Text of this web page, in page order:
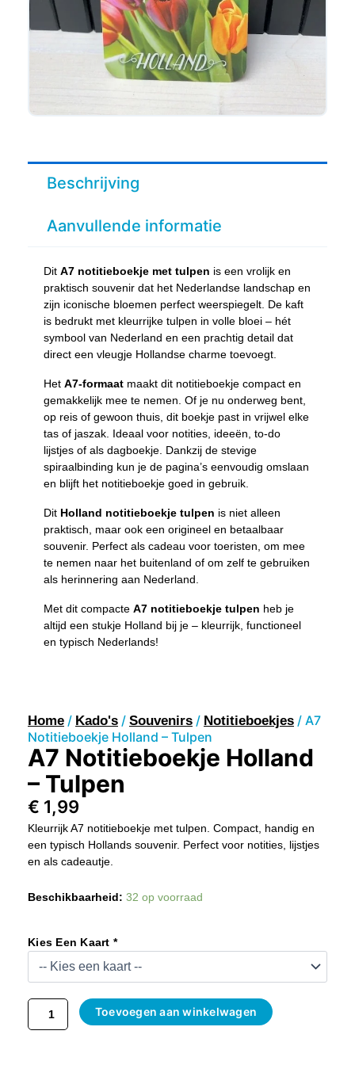
Beschrijving
Aanvullende informatie
Dit A7 notitieboekje met tulpen is een vrolijk en
praktisch souvenir dat het Nederlandse landschap en
zijn iconische bloemen perfect weerspiegelt. De kaft
is bedrukt met kleurrijke tulpen in volle bloei – hét
symbool van Nederland en een prachtig detail dat
direct een vleugje Hollandse charme toevoegt.
Het A7-formaat maakt dit notitieboekje compact en
gemakkelijk mee te nemen. Of je nu onderweg bent,
op reis of gewoon thuis, dit boekje past in vrijwel elke
tas of jaszak. Ideaal voor notities, ideeën, to-do
lijstjes of als dagboekje. Dankzij de stevige
spiraalbinding kun je de pagina’s eenvoudig omslaan
en blijft het notitieboekje goed in gebruik.
Dit Holland notitieboekje tulpen is niet alleen
praktisch, maar ook een origineel en betaalbaar
souvenir. Perfect als cadeau voor toeristen, om mee
te nemen naar het buitenland of om zelf te gebruiken
als herinnering aan Nederland.
Met dit compacte A7 notitieboekje tulpen heb je
altijd een stukje Holland bij je – kleurrijk, functioneel
en typisch Nederlands!
Home / Kado's / Souvenirs / Notitieboekjes / A7
Notitieboekje Holland – Tulpen
A7 Notitieboekje Holland
– Tulpen
€ 1,99
Kleurrijk A7 notitieboekje met tulpen. Compact, handig en
een typisch Hollands souvenir. Perfect voor notities, lijstjes
en als cadeautje.
Beschikbaarheid: 32 op voorraad
Kies Een Kaart *
–
Tulpen
Aantal
Toevoegen aan winkelwagen